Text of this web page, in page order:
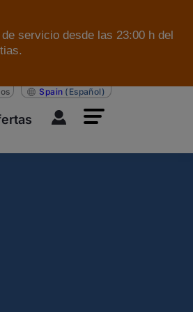
servicio desde las 23:00 h del
Spain (Español)